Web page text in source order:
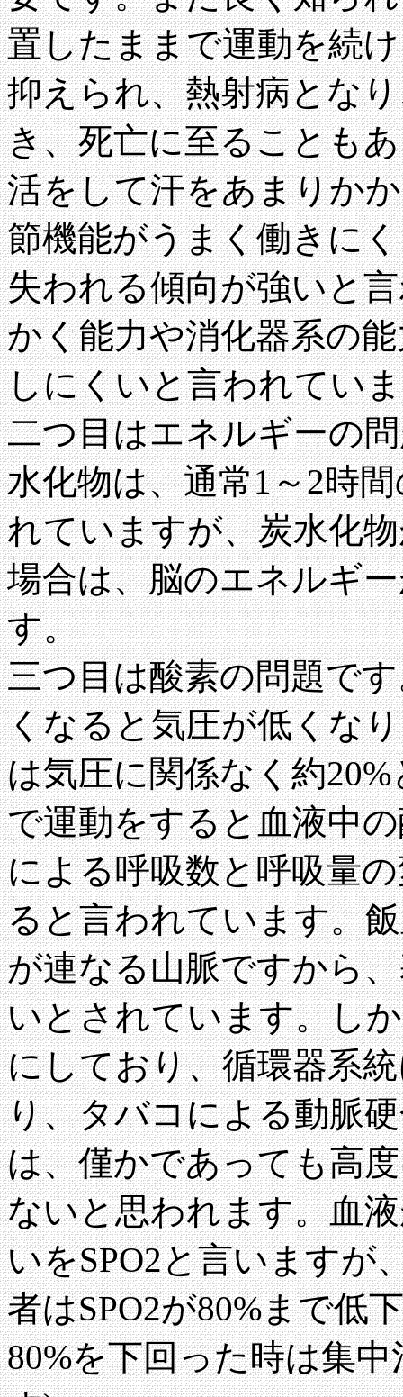
置したままで運動を続
抑えられ、熱射病とな
き、死亡に至ることも
活をして汗をあまりか
節機能がうまく働きに
失われる傾向が強いと
かく能力や消化器系の
しにくいと言われてい
二つ目はエネルギーの
水化物は、通常1～2時
れていますが、炭水化
場合は、脳のエネルギ
す。
三つ目は酸素の問題で
くなると気圧が低くな
は気圧に関係なく約
で運動をすると血液中
による呼吸数と呼吸量
ると言われています。
が連なる山脈ですから
いとされています。し
にしており、循環器系
り、タバコによる動脈
は、僅かであっても高
ないと思われます。血
いをSPO2と言いますが
者はSPO2が80%まで低
80%を下回った時は集